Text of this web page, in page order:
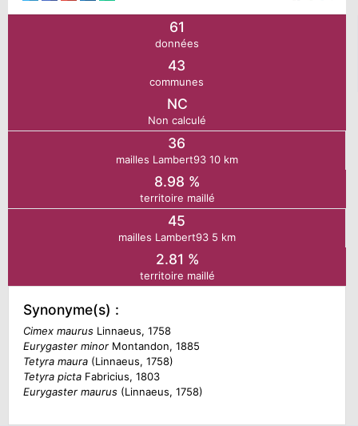
61
données
43
communes
NC
Non calculé
36
mailles Lambert93 10 km
8.98 %
territoire maillé
45
mailles Lambert93 5 km
2.81 %
territoire maillé
Synonyme(s) :
Cimex maurusLinnaeus, 1758
Eurygaster minorMontandon, 1885
Tetyra maura(Linnaeus, 1758)
Tetyra pictaFabricius, 1803
Eurygaster maurus(Linnaeus, 1758)